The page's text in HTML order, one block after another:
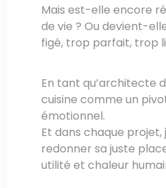
Mais est-elle encore
de vie ? Ou devient-
figé, trop parfait, trop
En tant qu’architecte
cuisine comme un
émotionnel.
Et dans chaque projet,
redonner sa juste
utilité et chaleur